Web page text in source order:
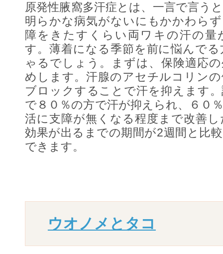
原発性腋窩多汗症とは、一言で言う
明らかな病気がないにもかかわら
障をきたすくらい両ワキの汗の量
す。薄着になる季節を前に悩んで
ゃるでしょう。まずは、保険適応
めします。汗腺のアセチルコリン
ブロックすることで汗を抑えます。
で８０％の方で汗が抑えられ、６０
活に支障が無くなる程度まで改善
効果が出るまでの期間が2週間と比
できます。
ウオノメとタコ